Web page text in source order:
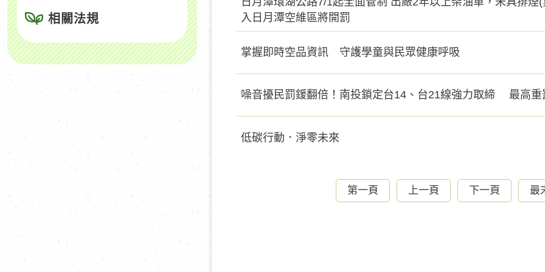
相關法規
入日月潭空維區將開罰
掌握即時空品資訊 守護學童與民眾健康呼吸
噪音擾民罰鍰翻倍！南投鎖定台14、台21線強力取締 最高重
低碳行動．淨零未來
第一頁 上一頁 下一頁 最